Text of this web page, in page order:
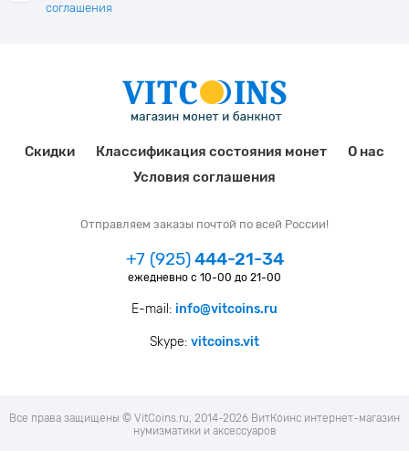
соглашения
Скидки Классификация состояния монет
О нас
Условия соглашения
Отправляем заказы почтой по всей России!
+7 (925)444-21-34
ежедневно с 10-00 до 21-00
E-mail: info@vitcoins.ru
Skype: vitcoins.vit
Все права защищены © VitCoins.ru, 2014-2026 ВитКоинс интернет-магазин
нумизматики и аксессуаров